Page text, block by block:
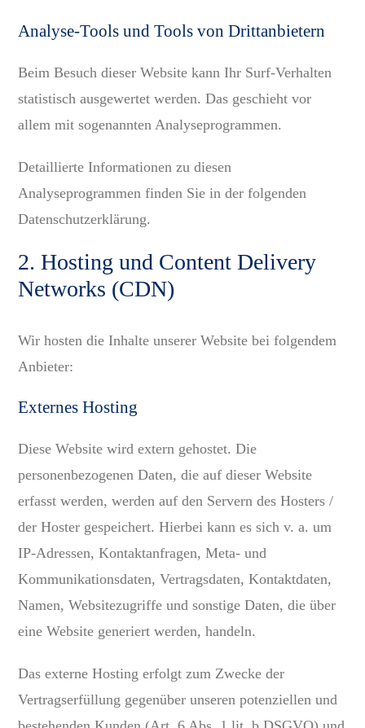
Analyse-Tools und Tools von Dritt­anbietern
Beim Besuch dieser Website kann Ihr Surf-Verhalten
statistisch ausgewertet werden. Das geschieht vor
allem mit sogenannten Analyseprogrammen.
Detaillierte Informationen zu diesen
Analyseprogrammen finden Sie in der folgenden
Datenschutzerklärung.
2. Hosting und Content Delivery
Networks (CDN)
Wir hosten die Inhalte unserer Website bei folgendem
Anbieter:
Externes Hosting
Diese Website wird extern gehostet. Die
personenbezogenen Daten, die auf dieser Website
erfasst werden, werden auf den Servern des Hosters /
der Hoster gespeichert. Hierbei kann es sich v. a. um
IP-Adressen, Kontaktanfragen, Meta- und
Kommunikationsdaten, Vertragsdaten, Kontaktdaten,
Namen, Websitezugriffe und sonstige Daten, die über
eine Website generiert werden, handeln.
Das externe Hosting erfolgt zum Zwecke der
Vertragserfüllung gegenüber unseren potenziellen und